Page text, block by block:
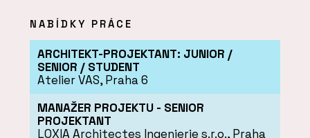
NABÍDKY PRÁCE
ARCHITEKT-PROJEKTANT: JUNIOR /
SENIOR / STUDENT
Atelier VAS, Praha 6
MANAŽER PROJEKTU - SENIOR
PROJEKTANT
LOXIA Architectes Ingenierie s.r.o., Praha